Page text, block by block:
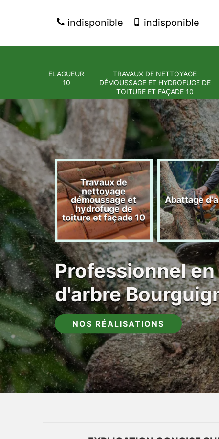
indisponible indisponible
ELAGUEUR
10
TRAVAUX DE NETTOYAGE
DÉMOUSSAGE ET HYDROFUGE DE
TOITURE ET FAÇADE 10
10
Travaux de
nettoyage
démoussage et
hydrofuge de
toiture et façade 10
Abattage
Professionnel
d'arbre
NOS RÉALISATIONS